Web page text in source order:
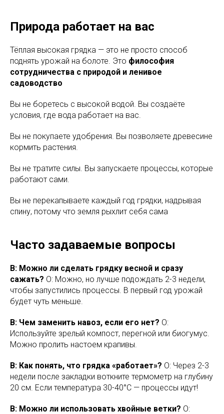
Природа работает на вас
Тёплая высокая грядка — это не просто способ
поднять урожай на болоте. Это философия
сотрудничества с природой и ленивое
садоводство
Вы не боретесь с высокой водой. Вы создаёте
условия, где вода работает на вас.
Вы не покупаете удобрения. Вы позволяете древесине
кормить растения.
Вы не тратите силы. Вы запускаете процессы, которые
работают сами.
Вы не перекапываете каждый год грядки, надрывая
спину, потому что земля рыхлит себя сама
Часто задаваемые вопросы
В: Можно ли сделать грядку весной и сразу
сажать? О: Можно, но лучше подождать 2-3 недели,
чтобы запустились процессы. В первый год урожай
будет чуть меньше.
В: Чем заменить навоз, если его нет? О:
Используйте зрелый компост, перегной или биогумус.
Можно пролить настоем крапивы.
В: Как понять, что грядка «работает»? О: Через 2-3
недели после закладки воткните термометр на глубину
20 см. Если температура 30-40°C — процессы идут!
В: Можно ли использовать хвойные ветки? О: